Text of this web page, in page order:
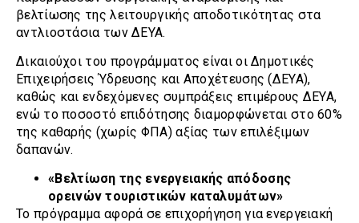
βελτίωσης της λειτουργικής αποδοτικότητας στα
αντλιοστάσια των ΔΕΥΑ.
Δικαιούχοι του προγράμματος είναι οι Δημοτικές
Επιχειρήσεις Ύδρευσης και Αποχέτευσης (ΔΕΥΑ),
καθώς και ενδεχόμενες συμπράξεις επιμέρους ΔΕΥΑ,
ενώ το ποσοστό επιδότησης διαμορφώνεται στο 60%
της καθαρής (χωρίς ΦΠΑ) αξίας των επιλέξιμων
δαπανών.
«Βελτίωση της ενεργειακής απόδοσης
ορεινών τουριστικών καταλυμάτων»
Το πρόγραμμα αφορά σε επιχορήγηση για ενεργειακή